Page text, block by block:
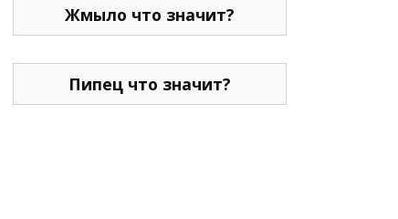
Жмыло что значит?
Пипец что значит?